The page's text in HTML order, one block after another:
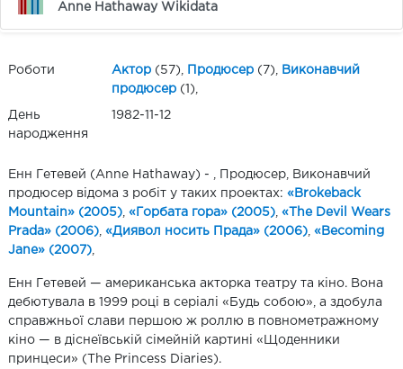
Anne Hathaway Wikidata
Роботи Актор (57), Продюсер (7),
Виконавчий
продюсер (1),
День
народження
1982-11-12
Енн Гетевей (Anne Hathaway) - , Продюсер, Виконавчий
продюсер відома з робіт у таких проектах: «Brokeback
Mountain» (2005) «Горбата гора» (2005) «The Devil Wears
Prada» (2006) «Диявол носить Прада» (2006) «Becoming
Jane» (2007)
Енн Гетевей — американська акторка театру та кіно. Вона
дебютувала в 1999 році в серіалі «Будь собою», а здобула
справжньої слави першою ж роллю в повнометражному
кіно — в діснеївській сімейній картині «Щоденники
принцеси» (The Princess Diaries).